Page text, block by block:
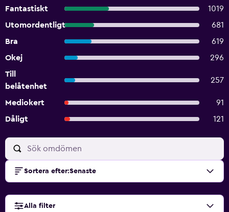
Fantastiskt
1019
Utomordentligt
681
Bra
619
Okej
296
Till
belåtenhet
257
Mediokert
91
Dåligt
121
Sortera efter:Senaste
Alla filter